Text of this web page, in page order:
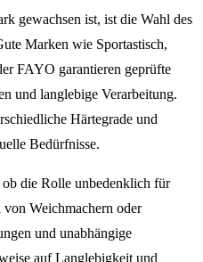
gewachsen ist, ist die Wahl des
Marken wie Sportastisch,
FAYO garantieren geprüfte
und langlebige Verarbeitung.
Härtegrade und
Bedürfnisse.
die Rolle unbedenklich für
Weichmachern oder
und unabhängige
auf Langlebigkeit und